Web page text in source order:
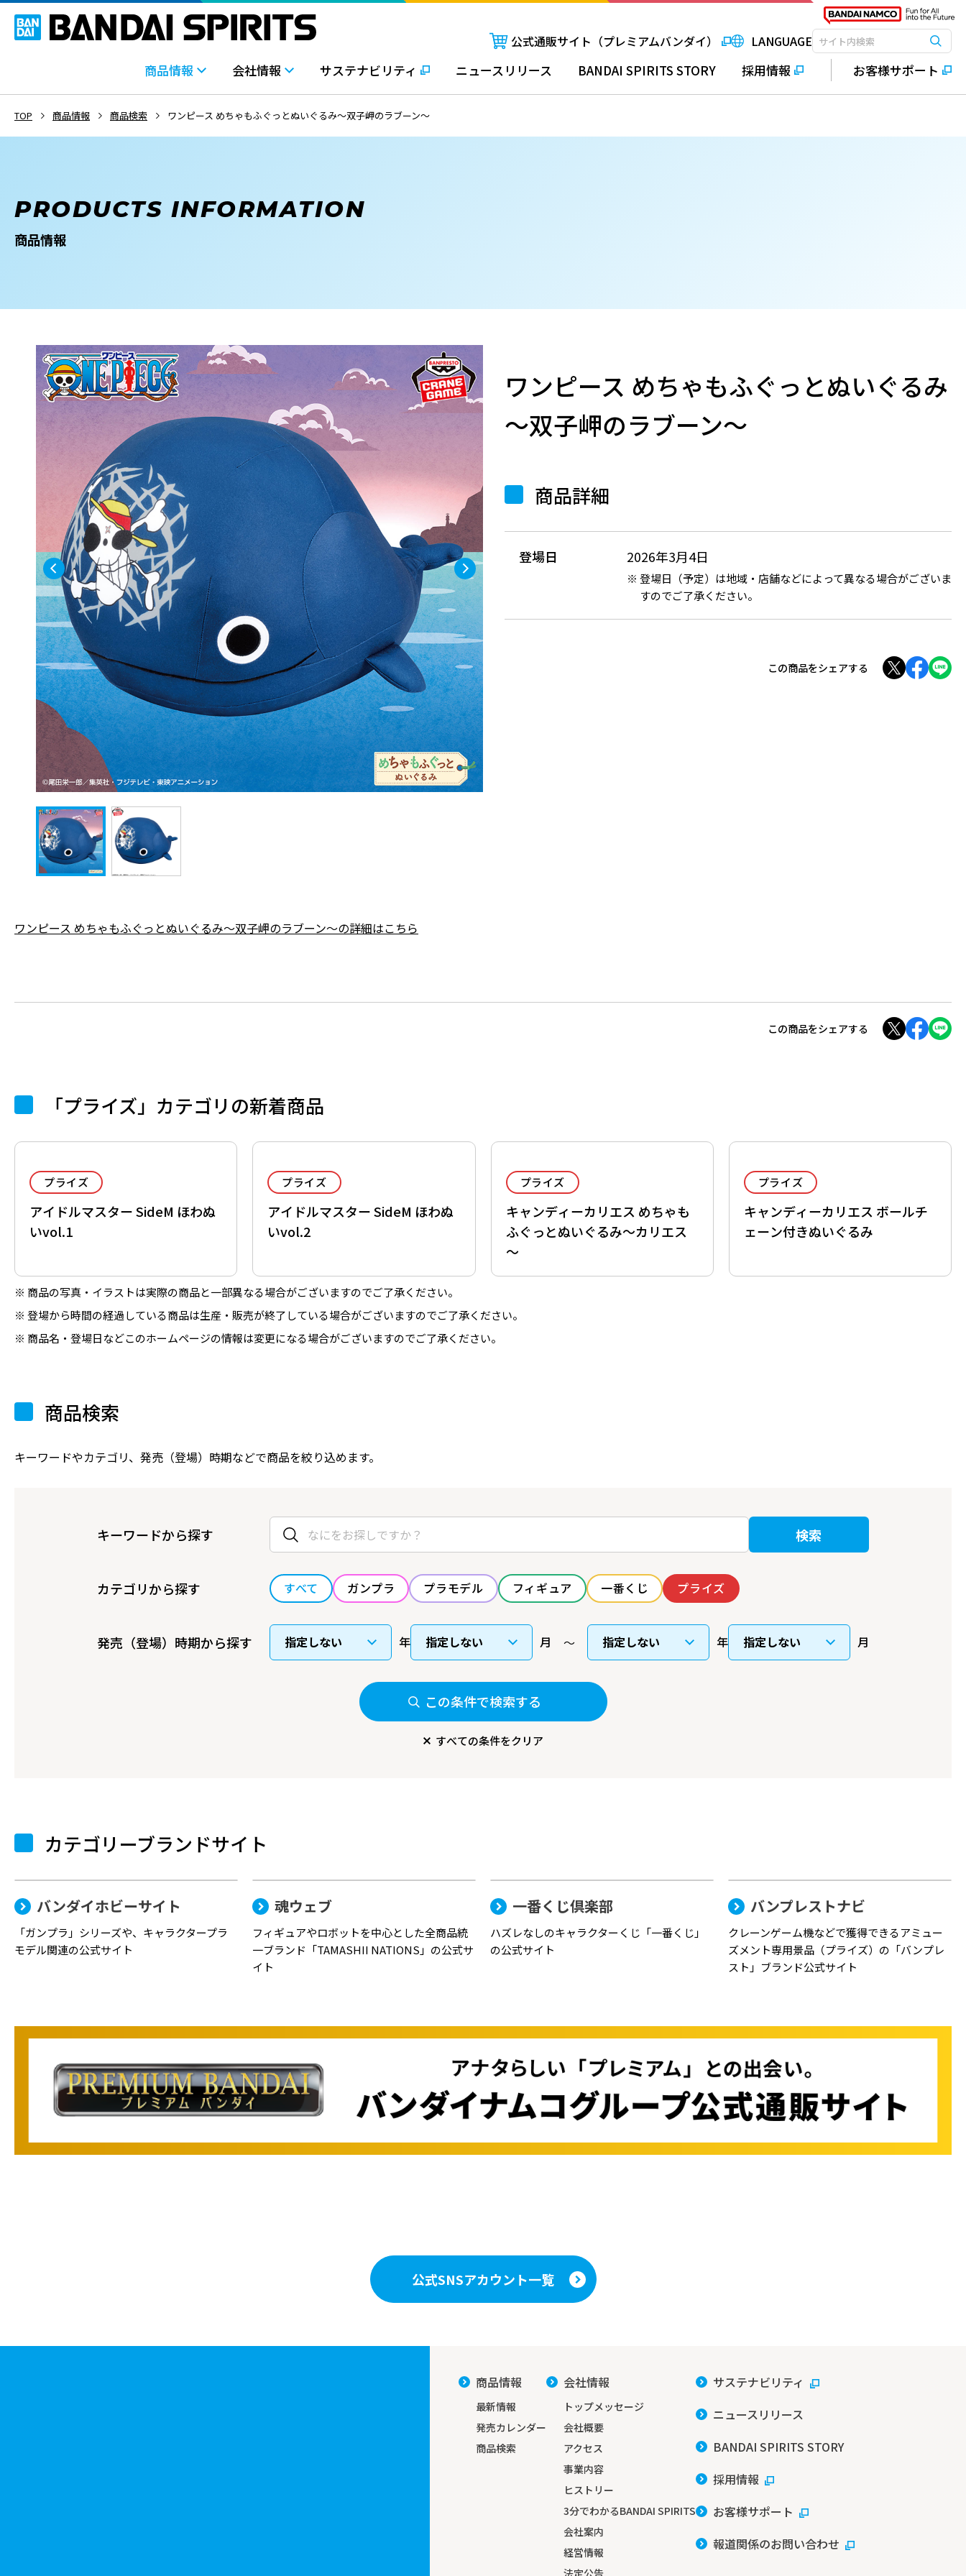
公式通販サイト（プレミアムバンダイ） LANGUAGE検索キーワード入力 検索
商品情報 会社情報 サステナビリティ ニュースリリース BANDAI SPIRITS STORY 採用情報 お客様サポート
TOP 商品情報 商品検索 ワンピース めちゃもふぐっとぬいぐるみ～双子岬のラブーン～
PRODUCTS INFORMATION
商品情報
ワンピース めちゃもふぐっとぬいぐるみ
～双子岬のラブーン～
商品詳細
登場日 2026年3月4日
登場日（予定）は地域・店舗などによって異なる場合がございま
すのでご了承ください。
この商品をシェアする
ワンピース めちゃもふぐっとぬいぐるみ～双子岬のラブーン～の詳細はこちら
この商品をシェアする
「プライズ」カテゴリの新着商品
プライズ
アイドルマスター SideM ほわぬ
いvol.1
プライズ
アイドルマスター SideM ほわぬ
いvol.2
プライズ
キャンディーカリエス めちゃも
ふぐっとぬいぐるみ～カリエス
～
プライズ
キャンディーカリエス ボールチ
ェーン付きぬいぐるみ
商品の写真・イラストは実際の商品と一部異なる場合がございますのでご了承ください。
登場から時間の経過している商品は生産・販売が終了している場合がございますのでご了承ください。
商品名・登場日などこのホームページの情報は変更になる場合がございますのでご了承ください。
商品検索
キーワードやカテゴリ、発売（登場）時期などで商品を絞り込めます。
キーワードから探す 検索
カテゴリから探す すべて ガンプラ プラモデル フィギュア 一番くじ プライズ
発売（登場）時期から探す 年 月 年 月
この条件で検索する
すべての条件をクリア
カテゴリーブランドサイト
バンダイホビーサイト
「ガンプラ」シリーズや、キャラクタープラ
モデル関連の公式サイト
魂ウェブ
フィギュアやロボットを中心とした全商品統
一ブランド「TAMASHII NATIONS」の公式サ
イト
一番くじ倶楽部
ハズレなしのキャラクターくじ「一番くじ」
の公式サイト
バンプレストナビ
クレーンゲーム機などで獲得できるアミュー
ズメント専用景品（プライズ）の「バンプレ
スト」ブランド公式サイト
公式SNSアカウント一覧
商品情報
最新情報
発売カレンダー
商品検索
会社情報
トップメッセージ
会社概要
アクセス
事業内容
ヒストリー
3分でわかるBANDAI SPIRITS
会社案内
経営情報
サステナビリティ
ニュースリリース
BANDAI SPIRITS STORY
採用情報
お客様サポート
報道関係のお問い合わせ